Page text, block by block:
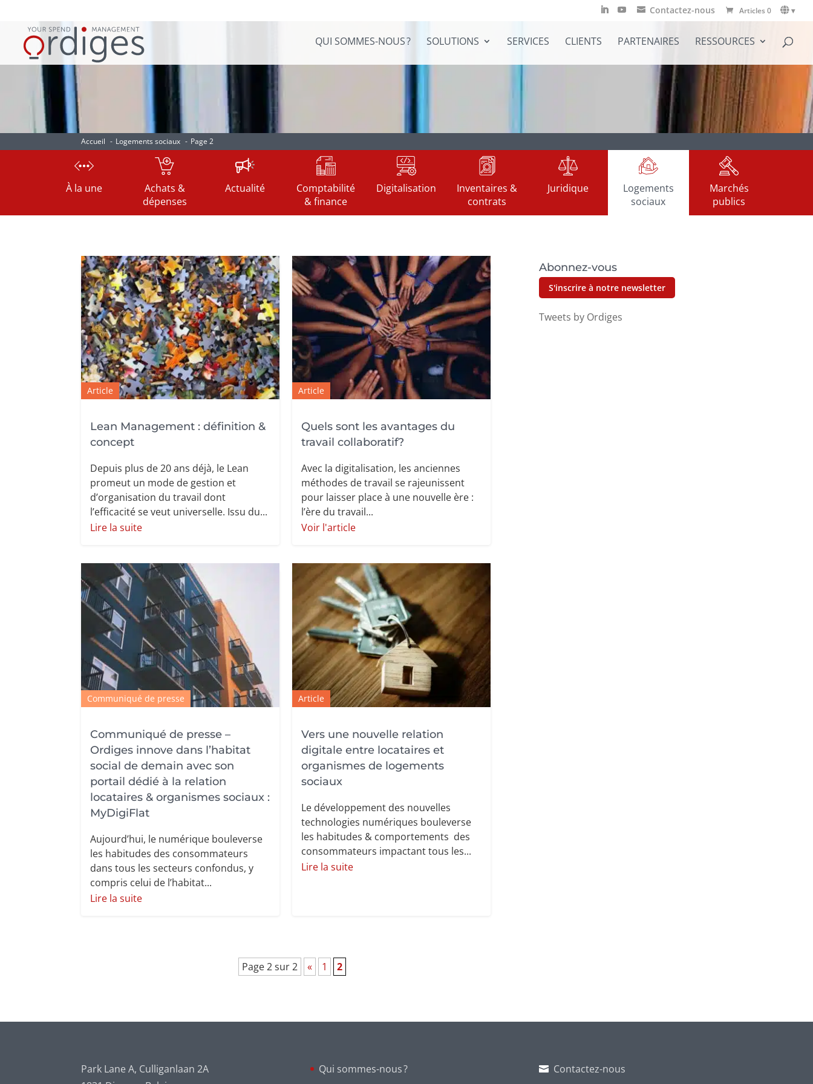
Contactez-nous Articles 0 ▾
QUI SOMMES-NOUS ? SOLUTIONS SERVICES CLIENTS PARTENAIRES RESSOURCES
Ressources
Accueil Logements sociaux Page 2
À la une
Achats &
dépenses
Actualité
Comptabilité
& finance
Digitalisation
Inventaires &
contrats
Juridique
Logements
sociaux
Marchés
publics
Article
Lean Management : définition &
concept
Depuis plus de 20 ans déjà, le Lean
promeut un mode de gestion et
d’organisation du travail dont
l’efficacité se veut universelle. Issu du...
Lire la suite
Article
Quels sont les avantages du
travail collaboratif?
Avec la digitalisation, les anciennes
méthodes de travail se rajeunissent
pour laisser place à une nouvelle ère :
l’ère du travail...
Voir l'article
Communiqué de presse
Communiqué de presse –
Ordiges innove dans l’habitat
social de demain avec son
portail dédié à la relation
locataires & organismes sociaux :
MyDigiFlat
Aujourd’hui, le numérique bouleverse
les habitudes des consommateurs
dans tous les secteurs confondus, y
compris celui de l’habitat...
Lire la suite
Article
Vers une nouvelle relation
digitale entre locataires et
organismes de logements
sociaux
Le développement des nouvelles
technologies numériques bouleverse
les habitudes & comportements des
consommateurs impactant tous les...
Lire la suite
Page 2 sur 2 « 1 2
Abonnez-vous
S'inscrire à notre newsletter
Tweets by Ordiges
Park Lane A, Culliganlaan 2A
Qui sommes-nous ? Contactez-nous